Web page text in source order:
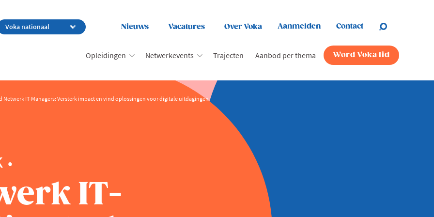
Nieuws Vacatures Over Voka Aanmelden Contact
Opleidingen Netwerkevents Trajecten Aanbod per thema Word Voka lid
Netwerk IT-Managers: Versterk impact en vind oplossingen voor digitale uitdagingen
IT-